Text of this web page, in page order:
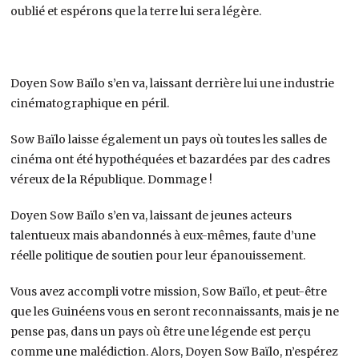
oublié et espérons que la terre lui sera légère.
Doyen Sow Baïlo s’en va, laissant derrière lui une industrie
cinématographique en péril.
Sow Baïlo laisse également un pays où toutes les salles de
cinéma ont été hypothéquées et bazardées par des cadres
véreux de la République. Dommage !
Doyen Sow Baïlo s’en va, laissant de jeunes acteurs
talentueux mais abandonnés à eux-mêmes, faute d’une
réelle politique de soutien pour leur épanouissement.
Vous avez accompli votre mission, Sow Baïlo, et peut-être
que les Guinéens vous en seront reconnaissants, mais je ne
pense pas, dans un pays où être une légende est perçu
comme une malédiction. Alors, Doyen Sow Baïlo, n’espérez